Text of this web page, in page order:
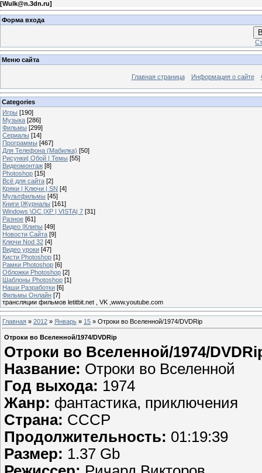
[Wulk@n.3dn.ru]
Форма входа
Меню сайта
Главная страница Информация о сайте
Categories
Игры [190]
Музыка [286]
Фильмы [299]
Сериалы [14]
Программы [467]
Для Телефона (Мабилка) [50]
Рисунки| Обой | Темы [55]
Видеомонтаж [8]
Photoshop [15]
Всё для сайта [2]
Кряки | Kлючи | SN [4]
Мультфильмы [45]
Книги |Журналы [161]
Windows \OC |XP | VISTA| 7 [31]
Разное [61]
Видео |Клипы [49]
Новости Сайта [9]
Ключи Nod 32 [4]
Видео уроки [47]
Кисти Photoshop [1]
Рамки Photoshop [6]
Обложки Photoshop [2]
Шаблоны Photoshop [1]
Наши Разработки [6]
Фильмы Онлайн [7]
трансляции фильмов letitbit.net , VK ,www.youtube.com
Главная » 2012 » Январь » 15 » Отроки во Вселенной/1974/DVDRip
Отроки во Вселенной/1974/DVDRip
Отроки во Вселенной/1974/
Название: Отроки во Вселенной
Год выхода: 1974
Жанр: фантастика, приключения
Страна: СССР
Продолжительность: 01:19:39
Размер: 1.37 Gb